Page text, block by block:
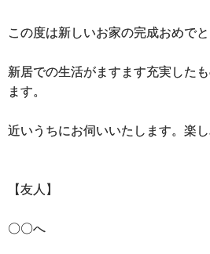
この度は新しいお家の完成おめでと
新居での生活がますます充実した
ます。
近いうちにお伺いいたします。楽し
【友人】
〇〇へ